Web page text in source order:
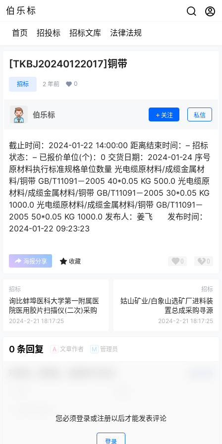
伯乐标
首页 招投标 招标文库 法律法规
[TKBJ20240122017]铜带
招标 2 年前 0
伯乐标 关注 私信
截止时间：2024-01-22 14:00:00 距离结束时间：– 招标
状态：– 已报价单位(个)：0 交货日期：2024-01-24 序号
原材料执行标准规格单位数量 光电缆原材料/成缆金属材
料/铜带 GB/T11091－2005 40*0.05 KG 500.0 光电缆原
材料/成缆金属材料/铜带 GB/T11091－2005 30*0.05 KG
1000.0 光电缆原材料/成缆金属材料/铜带 GB/T11091－
2005 50*0.05 KG 1000.0 发布人：姜飞 发布时间：
2024-01-22 09:23:23
海报分享 收藏 0 0
招标
询比蚌埠医科大学第一附属医
院医用胶片扫描仪(二次)采购
2024-2-21 18:17:25
招标
姑山矿业/白象山选矿厂进料装
置总成采购寻源
2024-2-21 18:17:25
0 条回复 A 文章作者 M 管理员
您必须登录或注册以后才能发表评论
登录